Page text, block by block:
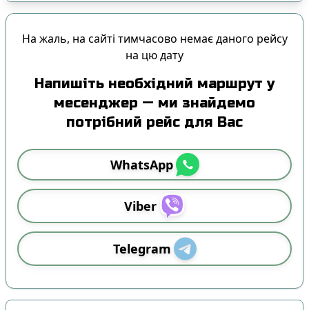
Спочатку ранні
Спочатку вечірні
Час прибуття
Спочатку ранні
Спочатку вечірні
Тривалість подорожі:
Від меншої до більшої
Від більшої до меншої
🕒Час відправлення:
Зранку (05:00-11:59)
☀️Вдень (12:00-17:59) 0
🌙Вночі (23:00-04:59)
0
На жаль, на сайті тимчасово немає даного рейсу
на цю дату
Напишіть необхідний маршрут у
месенджер — ми знайдемо
потрібний рейс для Вас
WhatsApp
Viber
Telegram